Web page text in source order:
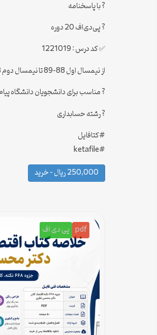
? با پاسخنامه
? پی‌دی‌اف 20 دوره
✅ کد درس : 1221019
از نیمسال اول 88-89 تا نیمسال دوم 98-99 ?
? مناسب برای دانشجویان دانشگاه پیام
? رشته حسابداری
#کتافایل
#ketafile
250,000 ریال – خرید
pdf پی دی اف